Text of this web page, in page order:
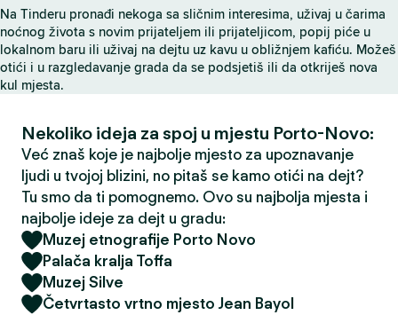
c
a
Na Tinderu pronađi nekoga sa sličnim interesima, uživaj u čarima
noćnog života s novim prijateljem ili prijateljicom, popij piće u
lokalnom baru ili uživaj na dejtu uz kavu u obližnjem kafiću. Možeš
otići i u razgledavanje grada da se podsjetiš ili da otkriješ nova
kul mjesta.
Nekoliko ideja za spoj u mjestu Porto-Novo:
Već znaš koje je najbolje mjesto za upoznavanje
ljudi u tvojoj blizini, no pitaš se kamo otići na dejt?
Tu smo da ti pomognemo. Ovo su najbolja mjesta i
najbolje ideje za dejt u gradu:
Muzej etnografije Porto Novo
Palača kralja Toffa
Muzej Silve
Četvrtasto vrtno mjesto Jean Bayol